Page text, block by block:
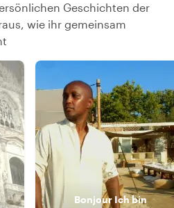
Geschichten der
wie ihr gemeinsam
Bonjour Ich bin